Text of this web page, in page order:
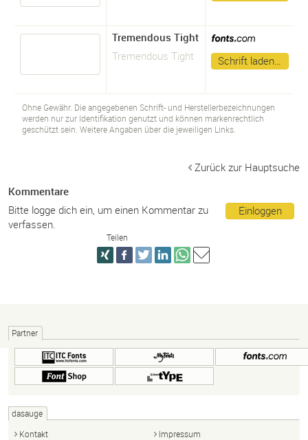
Tremendous Tight
Tremendous Tight
Schrift laden…
Ohne Gewähr. Die angegebenen Schrift- und Herstellerbezeichnungen
werden nur zur Identifikation genutzt und können markenrechtlich
geschützt sein. Weitere Angaben über die jeweiligen Links.
Zurück zur Hauptsuche
Kommentare
Einloggen
Bitte logge dich ein, um einen Kommentar zu
verfassen.
Teilen
Partner
dasauge
Kontakt
Impressum